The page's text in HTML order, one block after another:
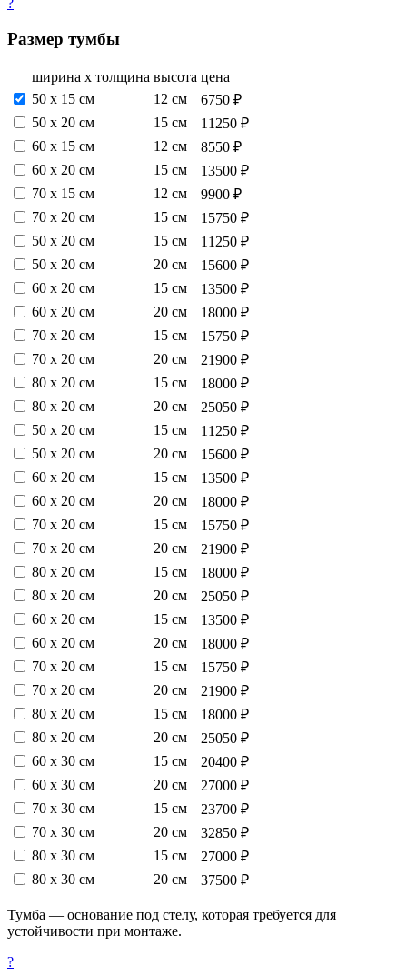
?
Размер тумбы
ширина х толщина высота цена
50 х 15 см
12 см
6750 ₽
50 х 20 см
15 см
11250 ₽
60 х 15 см
12 см
8550 ₽
60 х 20 см
15 см
13500 ₽
70 х 15 см
12 см
9900 ₽
70 х 20 см
15 см
15750 ₽
50 х 20 см
15 см
11250 ₽
50 х 20 см
20 см
15600 ₽
60 х 20 см
15 см
13500 ₽
60 х 20 см
20 см
18000 ₽
70 х 20 см
15 см
15750 ₽
70 х 20 см
20 см
21900 ₽
80 х 20 см
15 см
18000 ₽
80 х 20 см
20 см
25050 ₽
50 х 20 см
15 см
11250 ₽
50 х 20 см
20 см
15600 ₽
60 х 20 см
15 см
13500 ₽
60 х 20 см
20 см
18000 ₽
70 х 20 см
15 см
15750 ₽
70 х 20 см
20 см
21900 ₽
80 х 20 см
15 см
18000 ₽
80 х 20 см
20 см
25050 ₽
60 х 20 см
15 см
13500 ₽
60 х 20 см
20 см
18000 ₽
70 х 20 см
15 см
15750 ₽
70 х 20 см
20 см
21900 ₽
80 х 20 см
15 см
18000 ₽
80 х 20 см
20 см
25050 ₽
60 х 30 см
15 см
20400 ₽
60 х 30 см
20 см
27000 ₽
70 х 30 см
15 см
23700 ₽
70 х 30 см
20 см
32850 ₽
80 х 30 см
15 см
27000 ₽
80 х 30 см
20 см 37500 ₽
Тумба — основание под стелу, которая требуется для
устойчивости при монтаже.
?